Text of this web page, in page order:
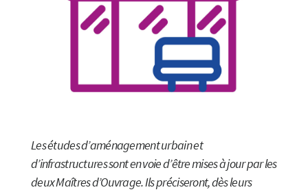
Les études d’aménagement urbain et
d’infrastructures sont en voie d’être mises à jour par les
deux Maîtres d’Ouvrage. Ils préciseront, dès leurs